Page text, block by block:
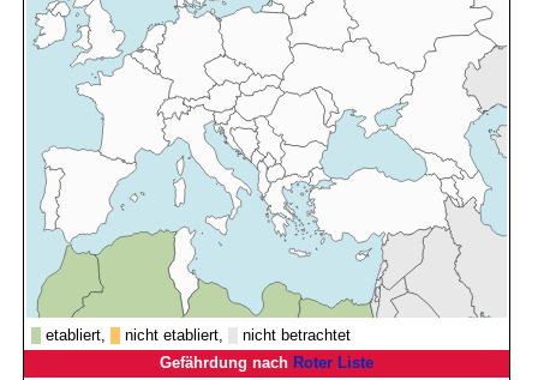
etabliert, nicht etabliert,
nicht betrachtet
Gefährdung nach Roter Liste